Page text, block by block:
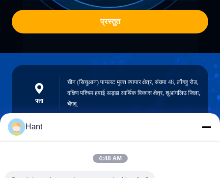
प्रस्तुत
पता
चीन (सिचुआन) पायलट मुक्त व्यापार क्षेत्र, संख्या 48, लोंगहु रोड,
दक्षिण पश्चिम हवाई अड्डा आर्थिक विकास क्षेत्र, शुआंगलिउ जिला,
चेंगदू
Sales03@chinafibercable.com
Hant
4:48 AM